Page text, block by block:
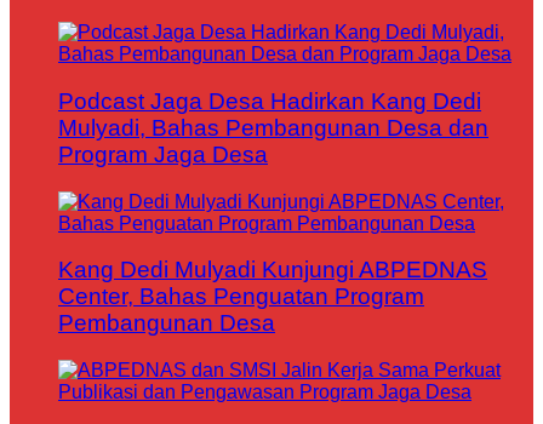
Podcast Jaga Desa Hadirkan Kang Dedi
Mulyadi, Bahas Pembangunan Desa dan
Program Jaga Desa
Kang Dedi Mulyadi Kunjungi ABPEDNAS
Center, Bahas Penguatan Program
Pembangunan Desa